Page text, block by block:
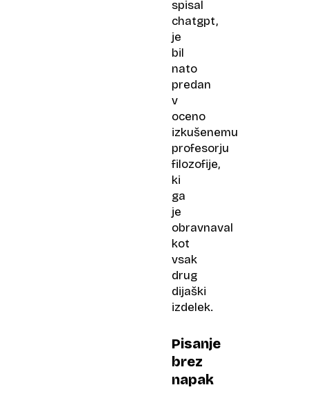
spisal
chatgpt,
je
bil
nato
predan
v
oceno
izkušenemu
profesorju
filozofije,
ki
ga
je
obravnaval
kot
vsak
drug
dijaški
izdelek.
Pisanje
brez
napak